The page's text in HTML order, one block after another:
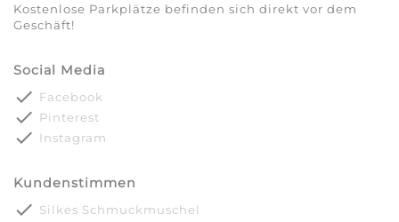
Kostenlose Parkplätze befinden sich direkt vor dem
Geschäft!
Social Media
done Facebook
done Pinterest
done Instagram
Kundenstimmen
done Silkes Schmuckmuschel